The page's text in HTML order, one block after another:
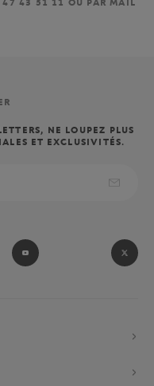
NE LOUPEZ PLUS
ET EXCLUSIVITÉS.